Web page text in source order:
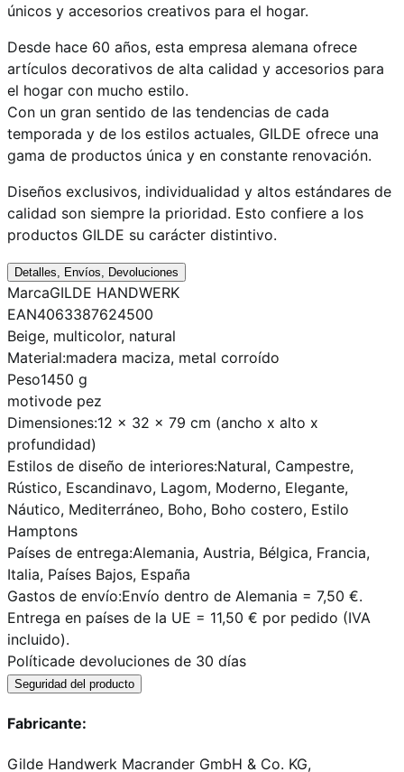
únicos y accesorios creativos para el hogar.
Desde hace 60 años, esta empresa alemana ofrece
artículos decorativos de alta calidad y accesorios para
el hogar con mucho estilo.
Con un gran sentido de las tendencias de cada
temporada y de los estilos actuales, GILDE ofrece una
gama de productos única y en constante renovación.
Diseños exclusivos, individualidad y altos estándares de
calidad son siempre la prioridad. Esto confiere a los
productos GILDE su carácter distintivo.
Detalles, Envíos, Devoluciones
MarcaGILDE HANDWERK
EAN4063387624500
Beige, multicolor, natural
Material:madera maciza, metal corroído
Peso1450 g
motivode pez
Dimensiones:12 x 32 x 79 cm (ancho x alto x
profundidad)
Estilos de diseño de interiores:Natural, Campestre,
Rústico, Escandinavo, Lagom, Moderno, Elegante,
Náutico, Mediterráneo, Boho, Boho costero, Estilo
Hamptons
Países de entrega:Alemania, Austria, Bélgica, Francia,
Italia, Países Bajos, España
Gastos de envío:Envío dentro de Alemania = 7,50 €.
Entrega en países de la UE = 11,50 € por pedido (IVA
incluido).
Políticade devoluciones de 30 días
Seguridad del producto
Fabricante:
Gilde Handwerk Macrander GmbH & Co. KG,